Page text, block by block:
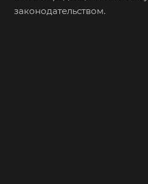
законодательством.